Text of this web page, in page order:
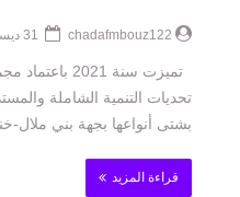
chadafmbouz122
تميزت سنة
تحديات التنمية الشاملة
بشتى أنواعها بجهة بني ملال-
قراءة المزيد